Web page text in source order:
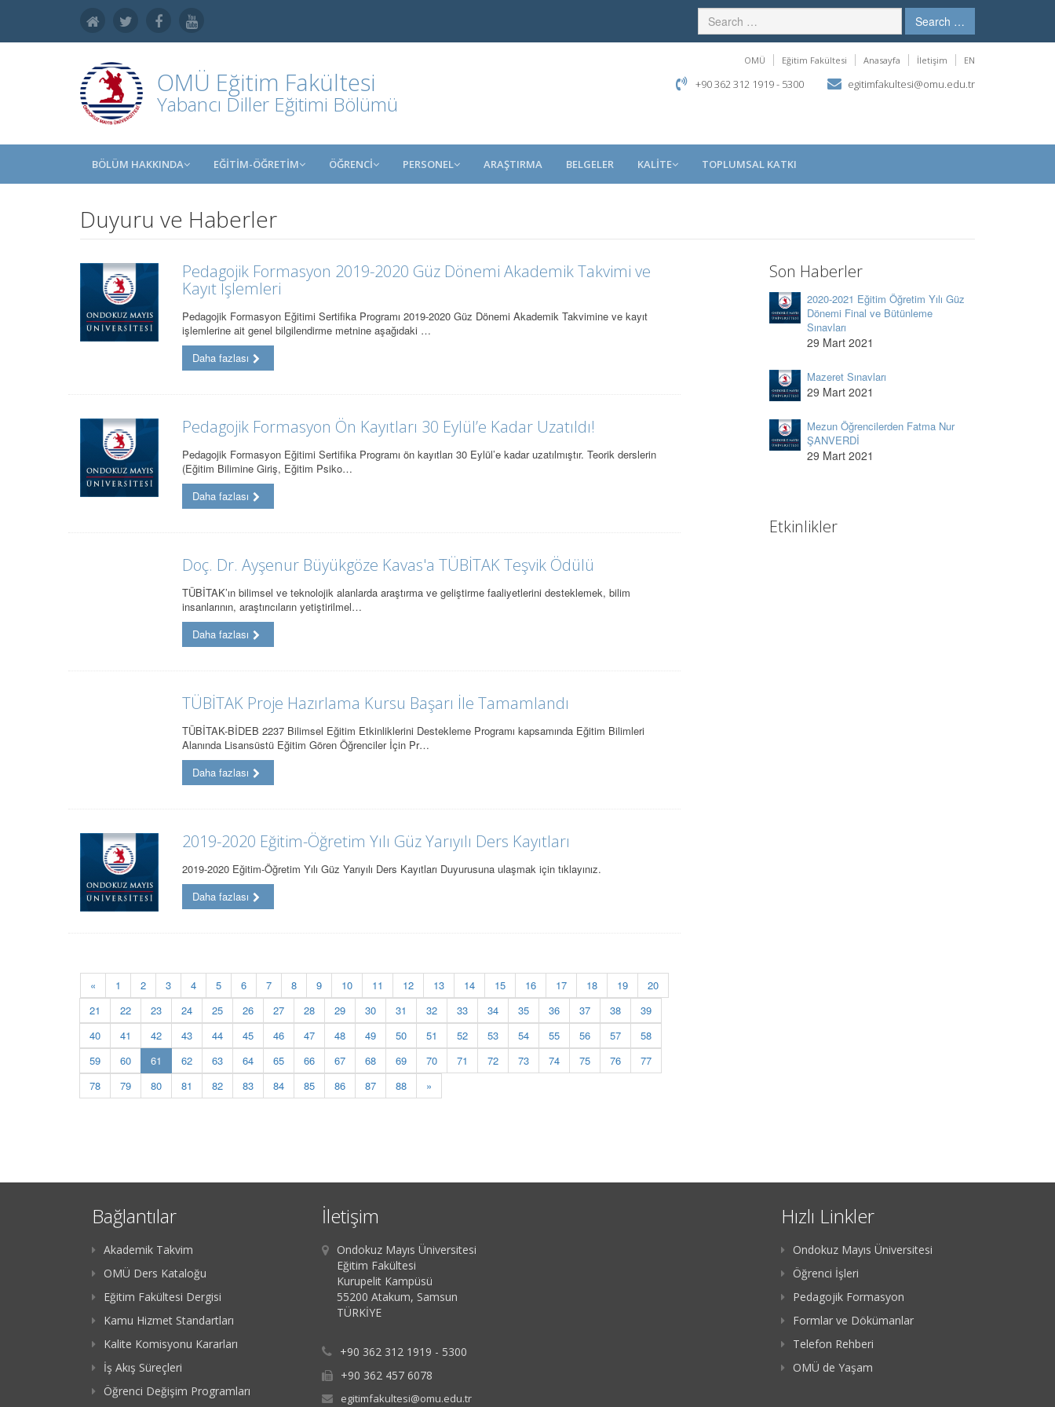
Search …
OMÜ Eğitim Fakültesi
Yabancı Diller Eğitimi Bölümü
OMÜ Eğitim Fakültesi Anasayfa İletişim EN
+90 362 312 1919 - 5300 egitimfakultesi@omu.edu.tr
BÖLÜM HAKKINDA EĞİTİM-ÖĞRETİM ÖĞRENCİ PERSONEL ARAŞTIRMA BELGELER KALİTE TOPLUMSAL KATKI
Duyuru ve Haberler
Pedagojik Formasyon 2019-2020 Güz Dönemi Akademik Takvimi ve
Kayıt İşlemleri
Pedagojik Formasyon Eğitimi Sertifika Programı 2019-2020 Güz Dönemi Akademik Takvimine ve kayıt
işlemlerine ait genel bilgilendirme metnine aşağıdaki …
Daha fazlası
Pedagojik Formasyon Ön Kayıtları 30 Eylül’e Kadar Uzatıldı!
Pedagojik Formasyon Eğitimi Sertifika Programı ön kayıtları 30 Eylül’e kadar uzatılmıştır. Teorik derslerin
(Eğitim Bilimine Giriş, Eğitim Psiko…
Daha fazlası
Doç. Dr. Ayşenur Büyükgöze Kavas'a TÜBİTAK Teşvik Ödülü
TÜBİTAK’ın bilimsel ve teknolojik alanlarda araştırma ve geliştirme faaliyetlerini desteklemek, bilim
insanlarının, araştırıcıların yetiştirilmel…
Daha fazlası
TÜBİTAK Proje Hazırlama Kursu Başarı İle Tamamlandı
TÜBİTAK-BİDEB 2237 Bilimsel Eğitim Etkinliklerini Destekleme Programı kapsamında Eğitim Bilimleri
Alanında Lisansüstü Eğitim Gören Öğrenciler İçin Pr…
Daha fazlası
2019-2020 Eğitim-Öğretim Yılı Güz Yarıyılı Ders Kayıtları
2019-2020 Eğitim-Öğretim Yılı Güz Yarıyılı Ders Kayıtları Duyurusuna ulaşmak için tıklayınız.
Daha fazlası
« 1 2 3 4 5 6 7 8 9 10 11 12 13 14 15 16 17 18 19
20
21
22 23 24 25 26 27 28 29 30 31 32 33 34 35 36 37 38
39
40
41 42 43 44 45 46 47 48 49 50 51 52 53 54 55 56 57
58
59
60 61 (current)
62 63 64 65 66 67 68 69 70 71 72 73 74 75 76
77
78
79 80 81 82 83 84 85 86 87 88 »
Son Haberler
2020-2021 Eğitim Öğretim Yılı Güz
Dönemi Final ve Bütünleme
Sınavları
29 Mart 2021
Mazeret Sınavları
29 Mart 2021
Mezun Öğrencilerden Fatma Nur
ŞANVERDİ
29 Mart 2021
Etkinlikler
Bağlantılar
Akademik Takvim
OMÜ Ders Kataloğu
Eğitim Fakültesi Dergisi
Kamu Hizmet Standartları
Kalite Komisyonu Kararları
İş Akış Süreçleri
Öğrenci Değişim Programları
İletişim
Ondokuz Mayıs Üniversitesi
Eğitim Fakültesi
Kurupelit Kampüsü
55200 Atakum, Samsun
TÜRKİYE
+90 362 312 1919 - 5300
+90 362 457 6078
egitimfakultesi@omu.edu.tr
Hızlı Linkler
Ondokuz Mayıs Üniversitesi
Öğrenci İşleri
Pedagojik Formasyon
Formlar ve Dökümanlar
Telefon Rehberi
OMÜ de Yaşam